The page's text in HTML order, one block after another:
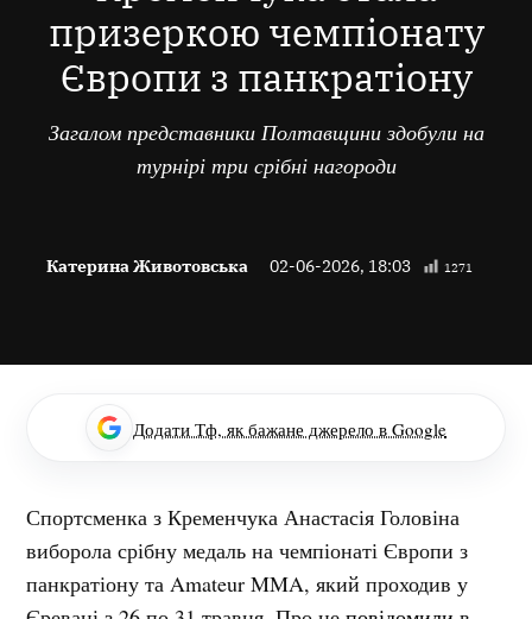
призеркою чемпіонату
Європи з панкратіону
Загалом представники Полтавщини здобули на
турнірі три срібні нагороди
Катерина Животовська 02-06-2026, 18:03 1271
Додати Тф, як бажане джерело в Google
Спортсменка з Кременчука Анастасія Головіна
виборола срібну медаль на чемпіонаті Європи з
панкратіону та Amateur MMA, який проходив у